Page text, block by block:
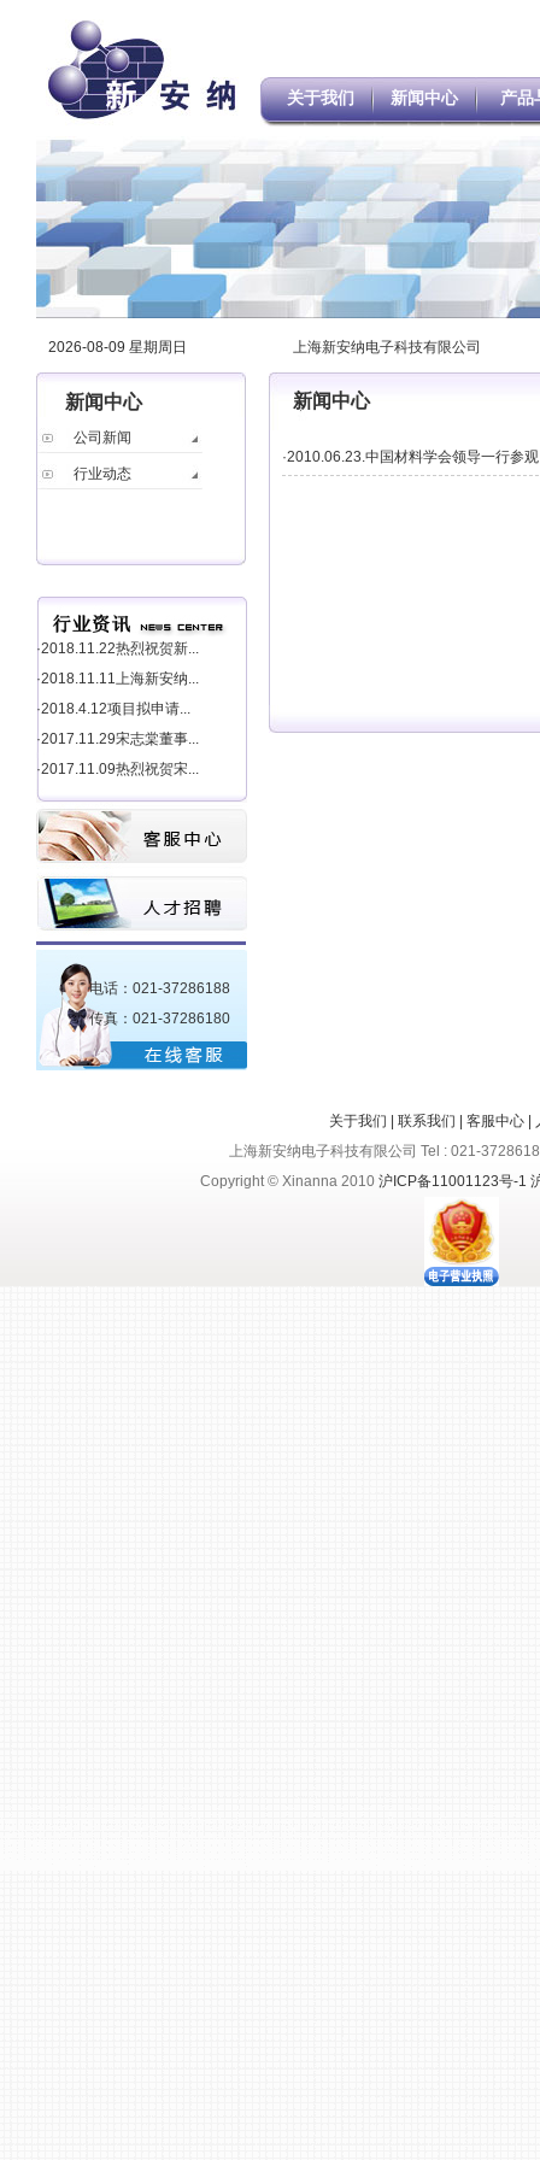
关于我们 新闻中心 产品
2026-08-09 星期周日 上海新安纳电子科技有限公司
新闻中心
公司新闻
行业动态
·2018.11.22热烈祝贺新...
·2018.11.11上海新安纳...
·2018.4.12项目拟申请...
·2017.11.29宋志棠董事...
·2017.11.09热烈祝贺宋...
电话：021-37286188
传真：021-37286180
新闻中心
·2010.06.23.中国材料学会领导一行参观
关于我们 联系我们 客服中心
上海新安纳电子科技有限公司 Tel : 021-
Copyright © Xinanna 2010沪ICP备11001123号-1